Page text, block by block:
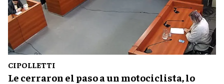
CIPOLLETTI
Le cerraron el paso a un motociclista, lo